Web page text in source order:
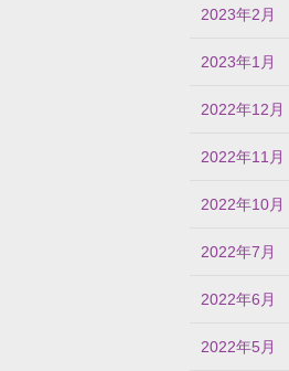
2023年2月
2023年1月
2022年12月
2022年11月
2022年10月
2022年7月
2022年6月
2022年5月